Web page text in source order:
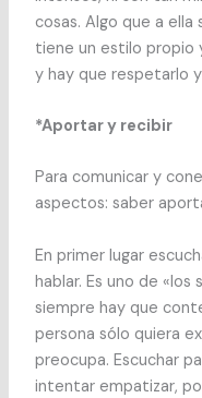
cosas. Algo que a ella
tiene un estilo propio
y hay que respetarlo
*Aportar y recibir
Para comunicar y
aspectos: saber
En primer lugar
hablar. Es uno de
siempre hay que
persona sólo quiera
preocupa. Escuchar
intentar empatizar,